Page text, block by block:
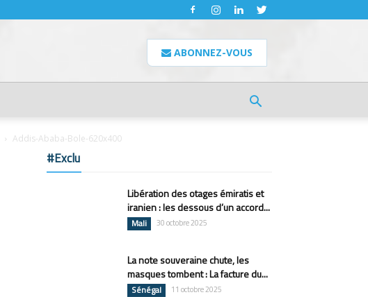
ABONNEZ-VOUS
Addis-Ababa-Bole-620x400
#Exclu
Libération des otages émiratis et
iranien : les dessous d’un accord...
Mali 30 octobre 2025
La note souveraine chute, les
masques tombent : La facture du...
Sénégal 11 octobre 2025